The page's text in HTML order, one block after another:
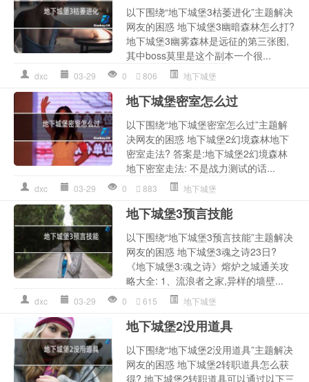
以下围绕“地下城堡3枯萎进化”主题解决
网友的困惑 地下城堡3幽暗森林怎么打?
地下城堡3幽雾森林是远征的第三张图,
其中boss莫里是这个副本一个很...
dxc 03-29 0 806 地下城堡
地下城堡密室怎么过
以下围绕“地下城堡密室怎么过”主题解
决网友的困惑 地下城堡2幻境森林地下
密室走法? 答案是:地下城堡2幻境森林
地下密室走法: 不是战力测试的话...
dxc 03-29 0 883 地下城堡
地下城堡3预言技能
以下围绕“地下城堡3预言技能”主题解决
网友的困惑 地下城堡3魂之诗23日?
《地下城堡3:魂之诗》熔炉之城通关攻
略大全: 1、流浪者之家,异样的墙壁...
dxc 03-29 0 615 地下城堡
地下城堡2没用道具
以下围绕“地下城堡2没用道具”主题解决
网友的困惑 地下城堡2转职道具怎么获
得? 地下城堡2转职道具可以通过以下三